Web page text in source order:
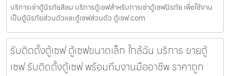
บริการเช่าตู้นิรภัยสีลม บริการตู้เซฟสำหรับการเช่าตู้เซฟนิรภัย เพื่อใช้งาน
เป็นตู้นิรภัยส่วนตัวและตู้เซฟส่วนตัว ตู้เซฟ.com
รับติดตั้งตู้เซฟ ตู้เซฟขนาดเล็ก ใกล้ฉัน บริการ ขายตู้
เซฟ รับติดตั้งตู้เซฟ พร้อมทีมงานมืออาชีพ ราคาถูก